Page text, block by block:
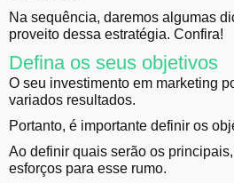
Na sequência, daremos algumas
proveito dessa estratégia. Confira!
Defina os seus objetivos
O seu investimento em marketing
variados resultados.
Portanto, é importante definir os
Ao definir quais serão os
esforços para esse rumo.